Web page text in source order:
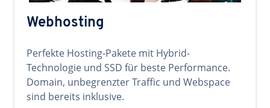
Webhosting
Perfekte Hosting-Pakete mit Hybrid-
Technologie und SSD für beste Performance.
Domain, unbegrenzter Traffic und Webspace
sind bereits inklusive.